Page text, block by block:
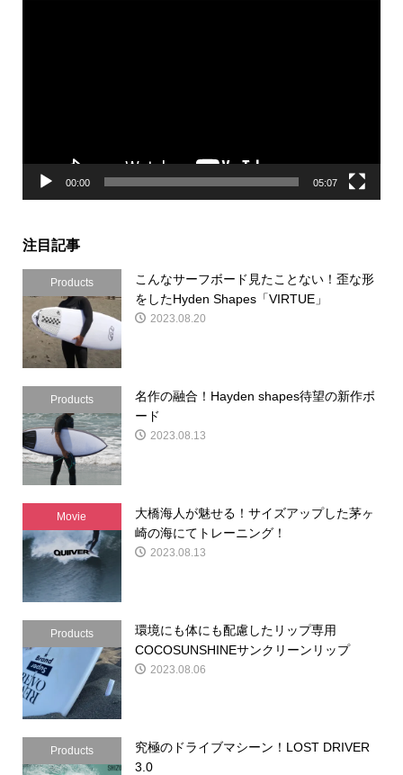
00:00 05:07
注目記事
Products
こんなサーフボード見たことない！歪な形
をしたHyden Shapes「VIRTUE」
2023.08.20
Products
名作の融合！Hayden shapes待望の新作ボ
ード
2023.08.13
Movie
大橋海人が魅せる！サイズアップした茅ヶ
崎の海にてトレーニング！
2023.08.13
Products
環境にも体にも配慮したリップ専用
COCOSUNSHINEサンクリーンリップ
2023.08.06
Products
究極のドライブマシーン！LOST DRIVER
3.0